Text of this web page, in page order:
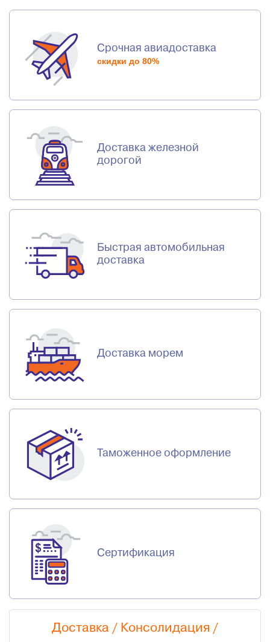
Срочная авиадоставка
скидки до 80%
Доставка железной
дорогой
Быстрая автомобильная
доставка
Доставка морем
Таможенное оформление
Сертификация
Доставка / Консолидация /